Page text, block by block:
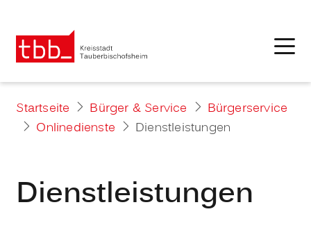
Startseite Bürger & Service
Bürgerservice
Onlinedienste
Dienstleistungen
Dienstleistungen